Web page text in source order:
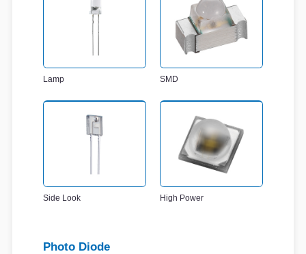
Lamp SMD
Side Look High Power
Photo Diode